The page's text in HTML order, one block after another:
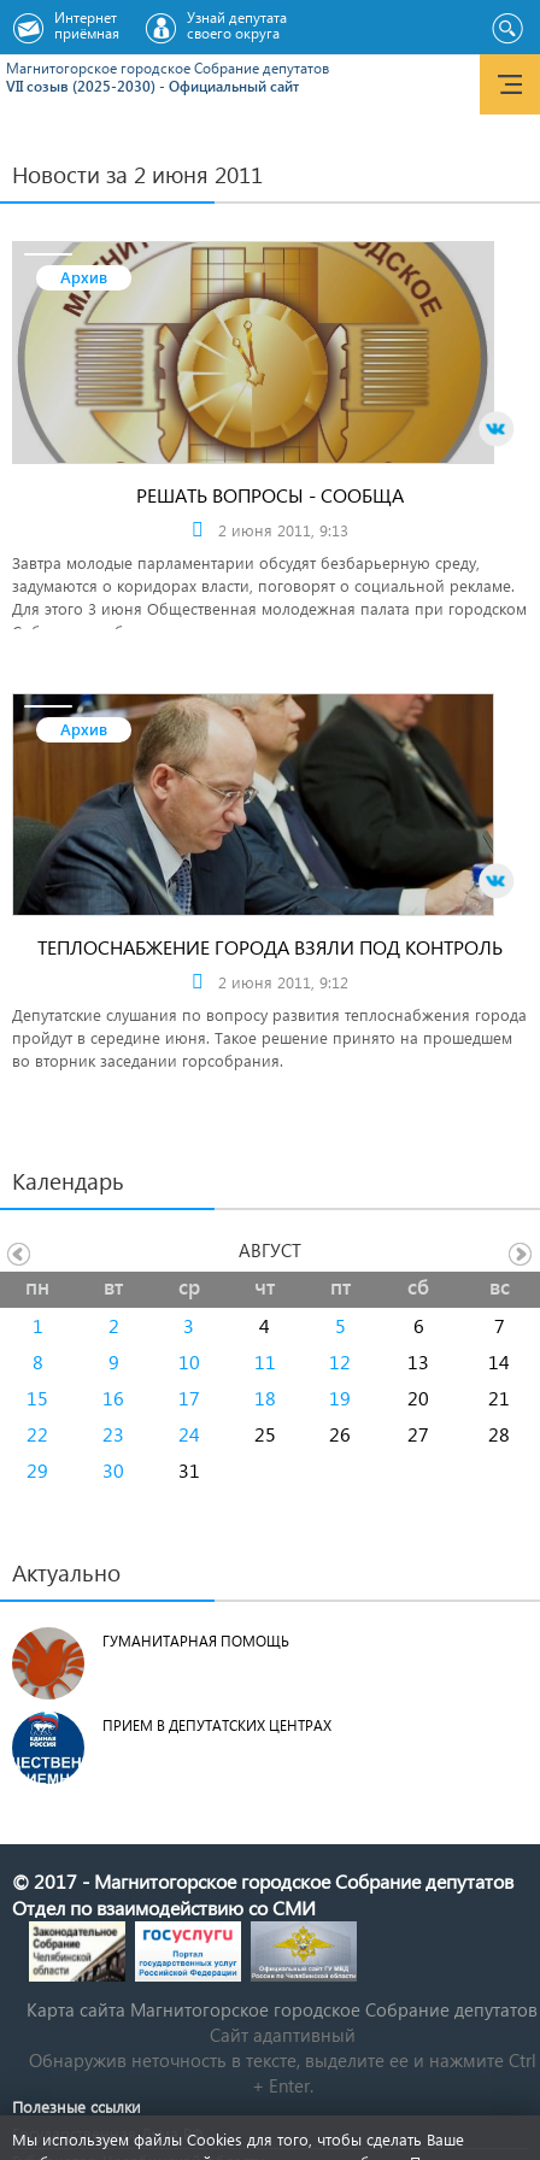
Магнитогорское городское Cобрание депутатов
VII созыв (2025-2030) - Официальный сайт
Интернет
приёмная
Узнай депутата
своего округа
Новости за 2 июня 2011
Архив
РЕШАТЬ ВОПРОСЫ - СООБЩА
2 июня 2011, 9:13
Завтра молодые парламентарии обсудят безбарьерную среду,
задумаются о коридорах власти, поговорят о социальной рекламе.
Для этого 3 июня Общественная молодежная палата при городском
Собрании соберется на заседание.
Архив
ТЕПЛОСНАБЖЕНИЕ ГОРОДА ВЗЯЛИ ПОД КОНТРОЛЬ
2 июня 2011, 9:12
Депутатские слушания по вопросу развития теплоснабжения города
пройдут в середине июня. Такое решение принято на прошедшем
во вторник заседании горсобрания.
Календарь
пн вт ср чт пт сб вс
1 2 3 4 5 6
7
8
9 10 11 12 13
14
15
16 17 18 19 20
21
22
23 24 25 26 27
28
29
30 31
АВГУСТ
Актуально
ГУМАНИТАРНАЯ ПОМОЩЬ
ПРИЕМ В ДЕПУТАТСКИХ ЦЕНТРАХ
© 2017 - Магнитогорское городское Собрание депутатов
Отдел по взаимодействию со СМИ
Карта сайта Магнитогорское городское Cобрание депутатов
Сайт адаптивный
Обнаружив неточность в тексте, выделите ее и нажмите Ctrl
+ Enter.
Полезные ссылки
Государственная Дума РФ
Мы используем файлы Cookies для того, чтобы сделать Ваше